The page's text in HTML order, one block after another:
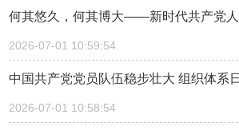
何其悠久，何其博大——新时代共产党
2026-07-01 10:59:54
中国共产党党员队伍稳步壮大 组织体系
2026-07-01 10:58:54